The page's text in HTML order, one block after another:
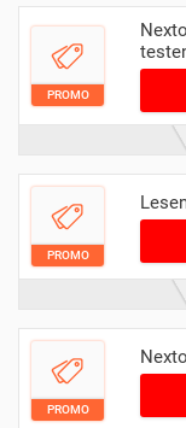
PROMO
PROMO
PROMO